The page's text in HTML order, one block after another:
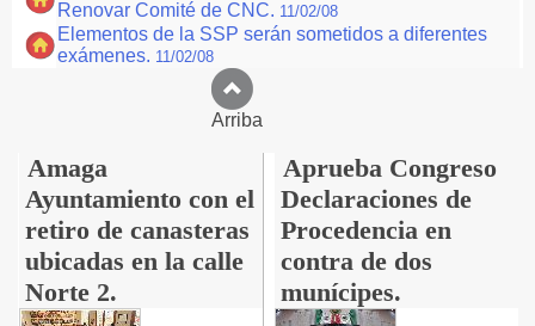
Renovar Comité de CNC. 11/02/08
Elementos de la SSP serán sometidos a diferentes
exámenes. 11/02/08
Arriba
Amaga
Ayuntamiento con el
retiro de canasteras
ubicadas en la calle
Norte 2.
Aprueba Congreso
Declaraciones de
Procedencia en
contra de dos
munícipes.